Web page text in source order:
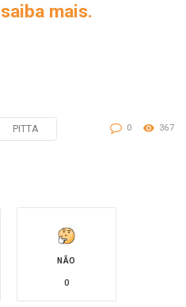
mais.
PITTA 0 367
NÃO
0